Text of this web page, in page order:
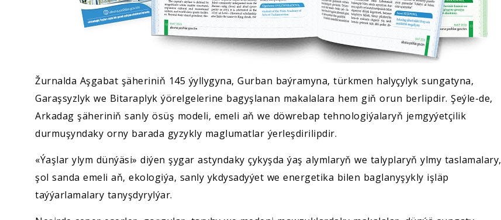
Žurnalda Aşgabat şäheriniň 145 ýyllygyna, Gurban baýramyna, türkmen halyçylyk sungatyna,
Garaşsyzlyk we Bitaraplyk ýörelgelerine bagyşlanan makalalara hem giň orun berlipdir. Şeýle-de,
Arkadag şäheriniň sanly ösüş modeli, emeli aň we döwrebap tehnologiýalaryň jemgyýetçilik
durmuşyndaky orny barada gyzykly maglumatlar ýerleşdirilipdir.
«Ýaşlar ylym dünýäsi» diýen şygar astyndaky çykyşda ýaş alymlaryň we talyplaryň ylmy taslamalary,
şol sanda emeli aň, ekologiýa, sanly ykdysadyýet we energetika bilen baglanyşykly işläp
taýýarlamalary tanyşdyrylýar.